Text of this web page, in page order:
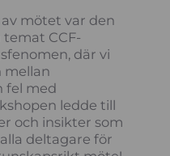
mötet var den
CCF-
där vi
mellan
fel med
ledde till
och insikter som
deltagare för